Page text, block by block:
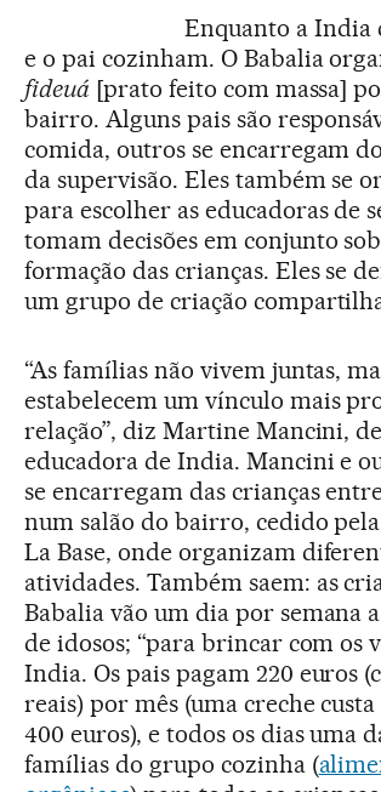
Enquanto a India
e o pai cozinham. O Babalia
fideuá [prato feito com massa]
bairro. Alguns pais são
comida, outros se encarregam
da supervisão. Eles também se
para escolher as educadoras de
tomam decisões em conjunto
formação das crianças. Eles se
um grupo de criação
“As famílias não vivem juntas,
estabelecem um vínculo mais
relação”, diz Martine Mancini, de
educadora de India. Mancini e
se encarregam das crianças
num salão do bairro, cedido pela
La Base, onde organizam
atividades. Também saem: as
Babalia vão um dia por semana
de idosos; “para brincar com os
India. Os pais pagam 220 euros
reais) por mês (uma creche
400 euros), e todos os dias uma
famílias do grupo cozinha (